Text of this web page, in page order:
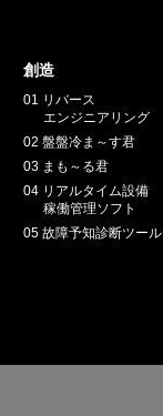
創造
01 リバース
エンジニアリング
02 盤盤冷ま～す君
03 まも～る君
04 リアルタイム設備
稼働管理ソフト
05 故障予知診断ツール